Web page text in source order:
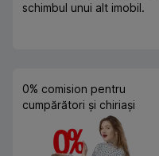
schimbul unui alt imobil.
0% comision pentru
cumpărători și chiriași